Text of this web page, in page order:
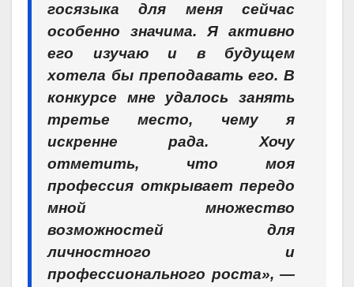
госязыка для меня сейчас
особенно значима. Я активно
его изучаю и в будущем
хотела бы преподавать его. В
конкурсе мне удалось занять
третье место, чему я
искренне рада. Хочу
отметить, что моя
профессия открывает передо
мной множество
возможностей для
личностного и
профессионального роста», —